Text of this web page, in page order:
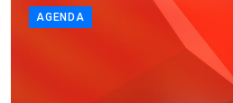
AGENDA